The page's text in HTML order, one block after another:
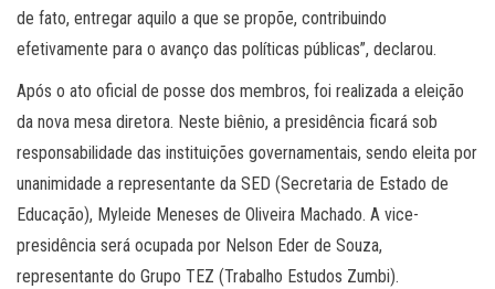
de fato, entregar aquilo a que se propõe, contribuindo
efetivamente para o avanço das políticas públicas”, declarou.
Após o ato oficial de posse dos membros, foi realizada a eleição
da nova mesa diretora. Neste biênio, a presidência ficará sob
responsabilidade das instituições governamentais, sendo eleita por
unanimidade a representante da SED (Secretaria de Estado de
Educação), Myleide Meneses de Oliveira Machado. A vice-
presidência será ocupada por Nelson Eder de Souza,
representante do Grupo TEZ (Trabalho Estudos Zumbi).